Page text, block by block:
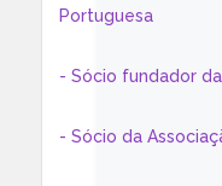
Portuguesa
- Sócio fundador
- Sócio da